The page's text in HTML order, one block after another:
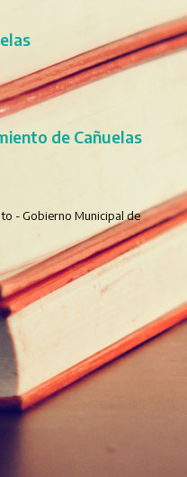
de Cañuelas
- Gobierno Municipal de